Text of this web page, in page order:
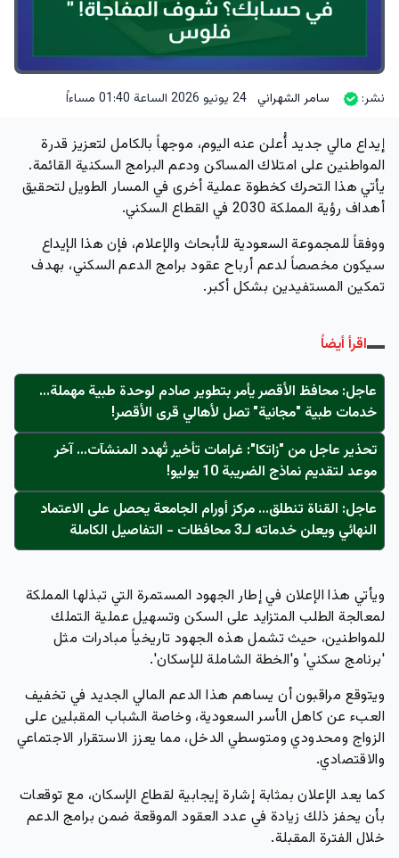
نشر: سامر الشهراني 24 يونيو 2026 الساعة 01:40 مساءاً
إيداع مالي جديد أُعلن عنه اليوم، موجهاً بالكامل لتعزيز قدرة
المواطنين على امتلاك المساكن ودعم البرامج السكنية القائمة.
يأتي هذا التحرك كخطوة عملية أخرى في المسار الطويل لتحقيق
أهداف رؤية المملكة 2030 في القطاع السكني.
ووفقاً للمجموعة السعودية للأبحاث والإعلام، فإن هذا الإيداع
سيكون مخصصاً لدعم أرباح عقود برامج الدعم السكني، بهدف
تمكين المستفيدين بشكل أكبر.
اقرأ أيضاً
عاجل: محافظ الأقصر يأمر بتطوير صادم لوحدة طبية مهملة...
خدمات طبية "مجانية" تصل لأهالي قرى الأقصر!
تحذير عاجل من "زاتكا": غرامات تأخير تُهدد المنشآت… آخر
موعد لتقديم نماذج الضريبة 10 يوليو!
عاجل: القناة تنطلق... مركز أورام الجامعة يحصل على الاعتماد
النهائي ويعلن خدماته لـ3 محافظات - التفاصيل الكاملة
ويأتي هذا الإعلان في إطار الجهود المستمرة التي تبذلها المملكة
لمعالجة الطلب المتزايد على السكن وتسهيل عملية التملك
للمواطنين، حيث تشمل هذه الجهود تاريخياً مبادرات مثل
'برنامج سكني' و'الخطة الشاملة للإسكان'.
ويتوقع مراقبون أن يساهم هذا الدعم المالي الجديد في تخفيف
العبء عن كاهل الأسر السعودية، وخاصة الشباب المقبلين على
الزواج ومحدودي ومتوسطي الدخل، مما يعزز الاستقرار الاجتماعي
والاقتصادي.
كما يعد الإعلان بمثابة إشارة إيجابية لقطاع الإسكان، مع توقعات
بأن يحفز ذلك زيادة في عدد العقود الموقعة ضمن برامج الدعم
خلال الفترة المقبلة.